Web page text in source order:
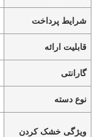
شرایط پرداخت
قابلیت ارائه
گارانتی
نوع دسته
ویژگی خشک کردن